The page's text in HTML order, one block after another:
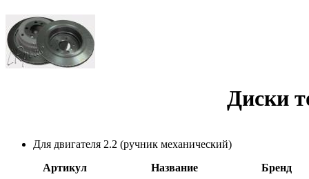
Диски
Для двигателя 2.2 (ручник механический)
Артикул
Название Бренд